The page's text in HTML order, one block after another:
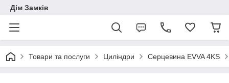
Дім Замків
Товари та послуги Циліндри Серцевина EVVA 4KS